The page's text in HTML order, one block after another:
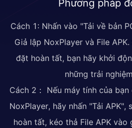
Phương pháp
Cách 1: Nhấn vào "Tải về bản
Giả lập NoxPlayer và File
đặt hoàn tất, bạn hãy khởi
những trải
Cách 2： Nếu máy tính của
NoxPlayer, hãy nhấn "Tải APK",
hoàn tất, kéo thả File APK vào